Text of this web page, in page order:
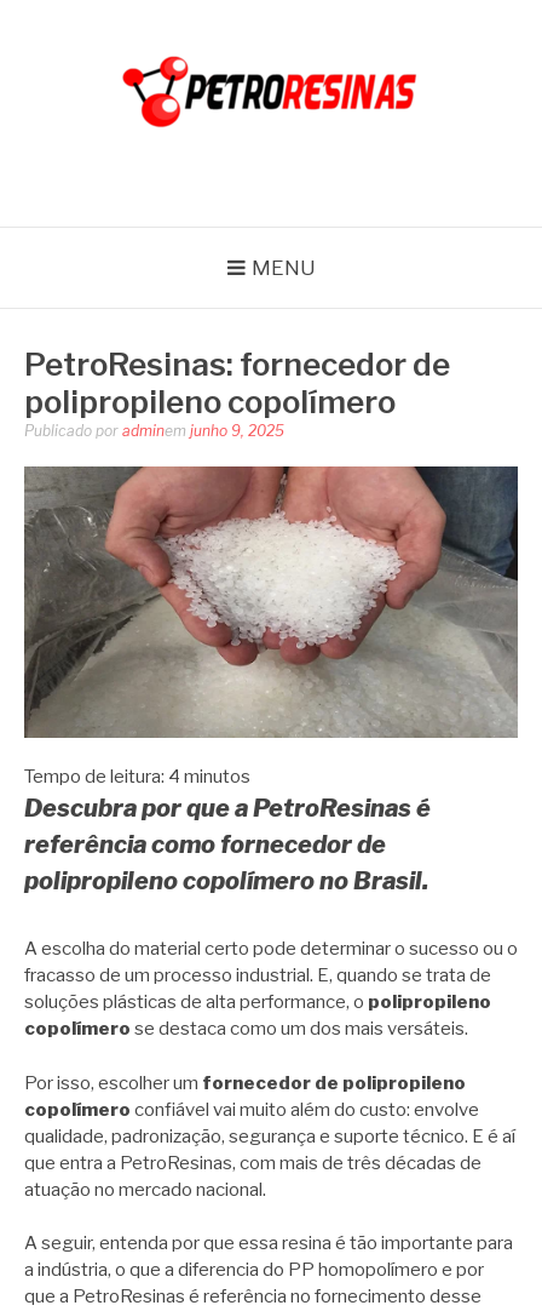
MENU
PetroResinas: fornecedor de
polipropileno copolímero
Publicado por adminem junho 9, 2025
Tempo de leitura: 4 minutos
Descubra por que a PetroResinas é
referência como fornecedor de
polipropileno copolímero no Brasil.
A escolha do material certo pode determinar o sucesso ou o
fracasso de um processo industrial. E, quando se trata de
soluções plásticas de alta performance, o polipropileno
copolímero se destaca como um dos mais versáteis.
Por isso, escolher um fornecedor de polipropileno
copolímero confiável vai muito além do custo: envolve
qualidade, padronização, segurança e suporte técnico. E é aí
que entra a PetroResinas, com mais de três décadas de
atuação no mercado nacional.
A seguir, entenda por que essa resina é tão importante para
a indústria, o que a diferencia do PP homopolímero e por
que a PetroResinas é referência no fornecimento desse